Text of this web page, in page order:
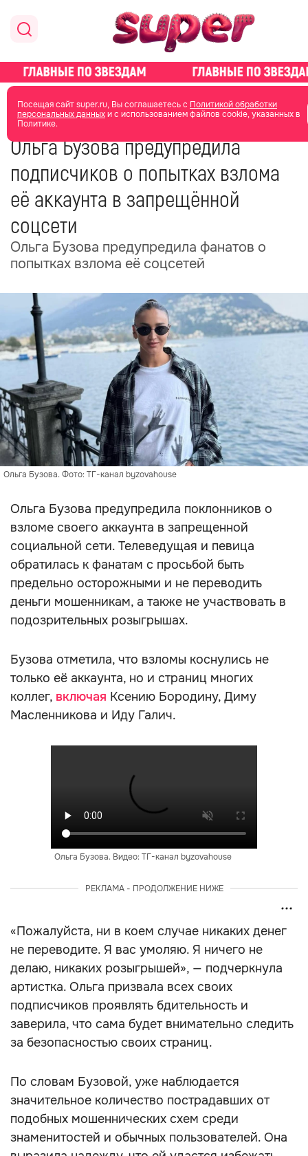
Посещая сайт super.ru, Вы соглашаетесь с Политикой обработки
персональных данныхи с использованием файлов cookie, указанных в
Политике.
главная новости о звездах новости
20 октября 2025
Ольга Бузова предупредила
подписчиков о попытках взлома
её аккаунта в запрещённой
соцсети
Ольга Бузова предупредила фанатов о
попытках взлома её соцсетей
Ольга Бузова. Фото: ТГ-канал byzovahouse
Ольга Бузова предупредила поклонников о
взломе своего аккаунта в запрещенной
социальной сети. Телеведущая и певица
обратилась к фанатам с просьбой быть
предельно осторожными и не переводить
деньги мошенникам, а также не участвовать в
подозрительных розыгрышах.
Бузова отметила, что взломы коснулись не
только её аккаунта, но и страниц многих
коллег, включая Ксению Бородину, Диму
Масленникова и Иду Галич.
Ольга Бузова. Видео: ТГ-канал byzovahouse
РЕКЛАМА - ПРОДОЛЖЕНИЕ НИЖЕ
«Пожалуйста, ни в коем случае никаких денег
не переводите. Я вас умоляю. Я ничего не
делаю, никаких розыгрышей», — подчеркнула
артистка. Ольга призвала всех своих
подписчиков проявлять бдительность и
заверила, что сама будет внимательно следить
за безопасностью своих страниц.
По словам Бузовой, уже наблюдается
значительное количество пострадавших от
подобных мошеннических схем среди
знаменитостей и обычных пользователей. Она